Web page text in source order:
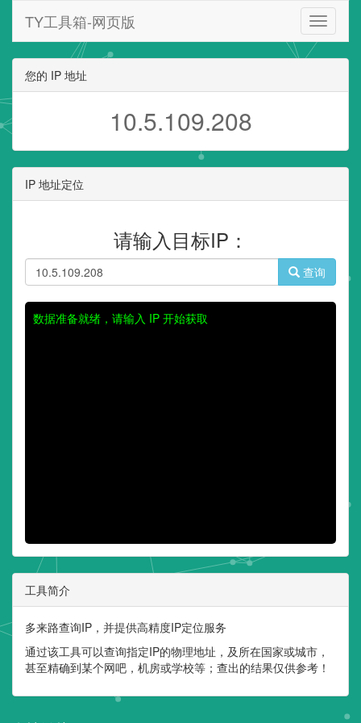
TY
工
具
网
TY工具箱-网页版
您的 IP 地址
10.5.109.208
IP 地址定位
请输入目标IP：
查询
数据准备就绪，请输入 IP 开始获取
工具简介
多来路查询IP，并提供高精度IP定位服务
通过该工具可以查询指定IP的物理地址，及所在国家或城市，
甚至精确到某个网吧，机房或学校等；查出的结果仅供参考！